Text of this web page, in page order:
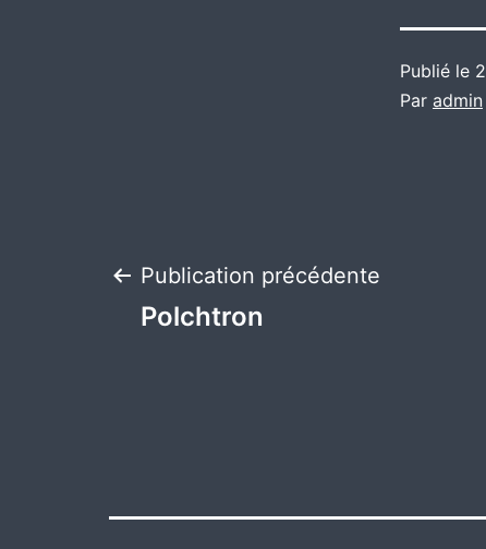
Publié le
Par admin
Navigation
Publication précédente
Polchtron